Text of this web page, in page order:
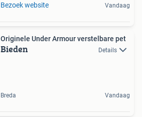
Bezoek website Vandaag
Originele Under Armour verstelbare pet
Bieden Details
Breda Vandaag